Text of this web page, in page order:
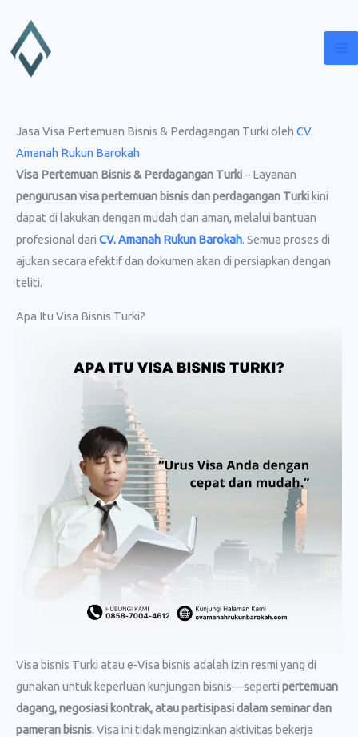
konten
Jasa Visa Pertemuan Bisnis & Perdagangan Turki oleh CV.
Amanah Rukun Barokah
Visa Pertemuan Bisnis & Perdagangan Turki– Layanan
pengurusan visa pertemuan bisnis dan perdagangan Turki kini
dapat di lakukan dengan mudah dan aman, melalui bantuan
profesional dari CV. Amanah Rukun Barokah. Semua proses di
ajukan secara efektif dan dokumen akan di persiapkan dengan
teliti.
Apa Itu Visa Bisnis Turki?
Visa bisnis Turki atau e‑Visa bisnis adalah izin resmi yang di
gunakan untuk keperluan kunjungan bisnis—seperti pertemuan
dagang, negosiasi kontrak, atau partisipasi dalam seminar dan
pameran bisnis. Visa ini tidak mengizinkan aktivitas bekerja